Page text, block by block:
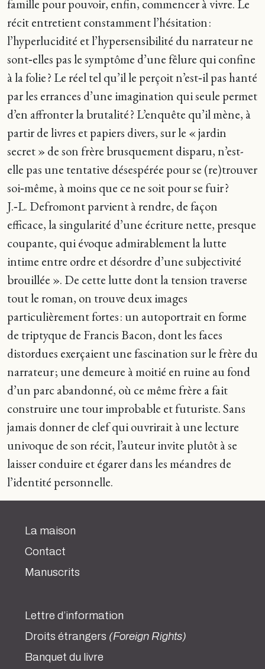
famille pour pouvoir, enfin, commencer à vivre. Le
récit entretient constamment l’hésitation :
l’hyperlucidité et l’hypersensibilité du narrateur ne
sont‑elles pas le symptôme d’une fêlure qui confine
à la folie ? Le réel tel qu’il le perçoit n’est‑il pas hanté
par les errances d’une imagination qui seule permet
d’en affronter la brutalité ? L’enquête qu’il mène, à
partir de livres et papiers divers, sur le « jardin
secret » de son frère brusquement disparu, n’est-
elle pas une tentative désespérée pour se (re)trouver
soi‑même, à moins que ce ne soit pour se fuir ?
J.‑L. Defromont parvient à rendre, de façon
efficace, la singularité d’une écriture nette, presque
coupante, qui évoque admirablement la lutte
intime entre ordre et désordre d’une subjectivité
brouillée ». De cette lutte dont la tension traverse
tout le roman, on trouve deux images
particulièrement fortes : un autoportrait en forme
de triptyque de Francis Bacon, dont les faces
distordues exerçaient une fascination sur le frère du
narrateur ; une demeure à moitié en ruine au fond
d’un parc abandonné, où ce même frère a fait
construire une tour improbable et futuriste. Sans
jamais donner de clef qui ouvrirait à une lecture
univoque de son récit, l’auteur invite plutôt à se
laisser conduire et égarer dans les méandres de
l’identité personnelle.
La maison
Contact
Manuscrits
Lettre d’information
Droits étrangers (Foreign Rights)
Banquet du livre